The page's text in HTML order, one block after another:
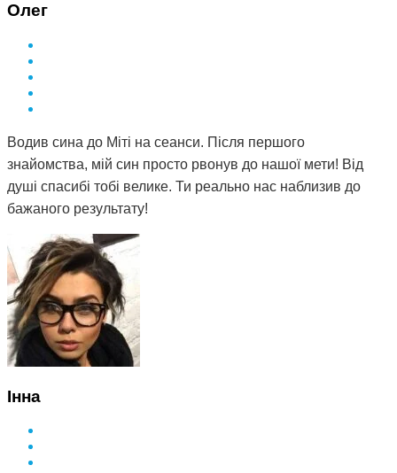
Олег
Водив сина до Міті на сеанси. Після першого
знайомства, мій син просто рвонув до нашої мети! Від
душі спасибі тобі велике. Ти реально нас наблизив до
бажаного результату!
Інна